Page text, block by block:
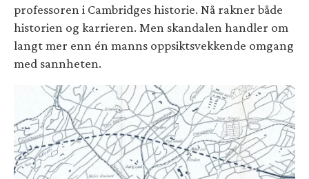
professoren i Cambridges historie. Nå rakner både
historien og karrieren. Men skandalen handler om
langt mer enn én manns oppsiktsvekkende omgang
med sannheten.